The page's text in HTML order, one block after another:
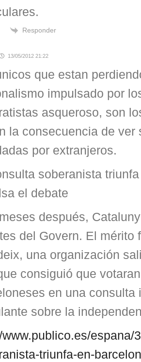
Responder
13/05/2012 21:22
que estan
impulsado por
asqueroso, son
la consecuencia de ver
por extranjeros.
soberanista
el debate
después,
del Govern. El mérito
una organización
consiguió que
en una consulta
sobre la
www.publico.es/espana/
triunfa-en-